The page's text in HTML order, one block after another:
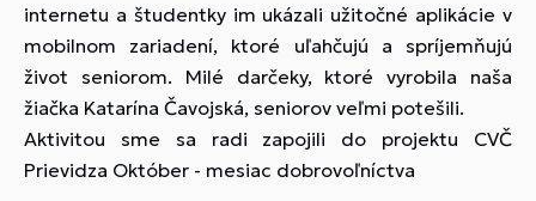
internetu a študentky im ukázali užitočné aplikácie v
mobilnom zariadení, ktoré uľahčujú a spríjemňujú
život seniorom. Milé darčeky, ktoré vyrobila naša
žiačka Katarína Čavojská, seniorov veľmi potešili.
Aktivitou sme sa radi zapojili do projektu CVČ
Prievidza Október - mesiac dobrovoľníctva